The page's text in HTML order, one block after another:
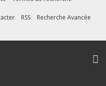
RSS Recherche Avancée